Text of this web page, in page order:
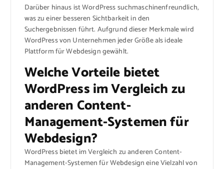
Darüber hinaus ist WordPress suchmaschinenfreundlich,
was zu einer besseren Sichtbarkeit in den
Suchergebnissen führt. Aufgrund dieser Merkmale wird
WordPress von Unternehmen jeder Größe als ideale
Plattform für Webdesign gewählt.
Welche Vorteile bietet
WordPress im Vergleich zu
anderen Content-
Management-Systemen für
Webdesign?
WordPress bietet im Vergleich zu anderen Content-
Management-Systemen für Webdesign eine Vielzahl von